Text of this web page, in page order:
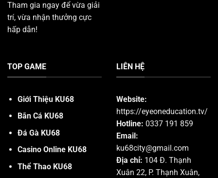
Tham gia ngay để vừa giải
trí, vừa nhận thưởng cực
hấp dẫn!
TOP GAME
Giới Thiệu KU68
Bắn Cá KU68
Đá Gà KU68
Casino Online KU68
Thể Thao KU68
LIÊN HỆ
Website:
https://eyeoneducation.tv/
Hotline: 0337 191 859
Email:
ku68city@gmail.com
Địa chỉ: 104 Đ. Thạnh
Xuân 22, P. Thạnh Xuân,